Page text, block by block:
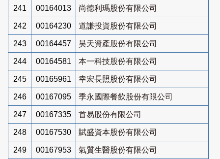
241 00164013 尚德利瑪股份有限公司
242 00164230 道謙投資股份有限公司
243 00164457 昊天資產股份有限公司
244 00164581 本一科技股份有限公司
245 00165961 幸宏長照股份有限公司
246 00167095 季永國際餐飲股份有限公司
247 00167335 首易股份有限公司
248 00167530 賦盛資本股份有限公司
249 00167953 氣質生醫股份有限公司